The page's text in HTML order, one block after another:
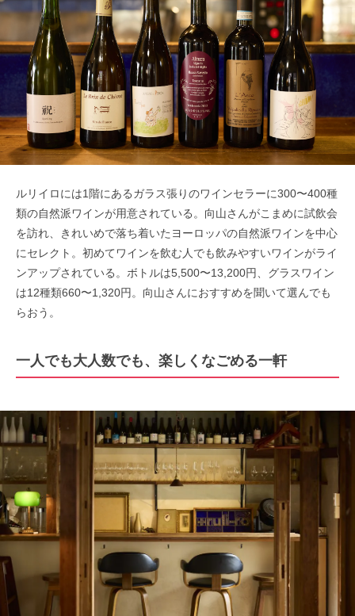
ルリイロには1階にあるガラス張りのワインセラーに300〜400種
類の自然派ワインが用意されている。向山さんがこまめに試飲会
を訪れ、きれいめで落ち着いたヨーロッパの自然派ワインを中心
にセレクト。初めてワインを飲む人でも飲みやすいワインがライ
ンアップされている。ボトルは5,500〜13,200円、グラスワイン
は12種類660〜1,320円。向山さんにおすすめを聞いて選んでも
らおう。
一人でも大人数でも、楽しくなごめる一軒